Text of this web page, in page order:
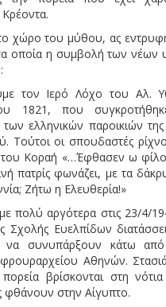
χώρο του μύθου, ας
οποία η συμβολή των νέων
τον Ιερό Λόχο του Αλ.
1821, που
ελληνικών παροικιών
Τούτοι οι σπουδαστές
Κοραή «…Έφθασεν ω
πατρίς φωνάζει, με τα
Ζήτω η Ελευθερία!»
πολύ αργότερα στις 23/4/
Σχολής Ευελπίδων
να συνυπάρξουν κάτω από
Αθηνών.
πορεία βρίσκονται στη
φθάνουν στην Αίγυπτο.